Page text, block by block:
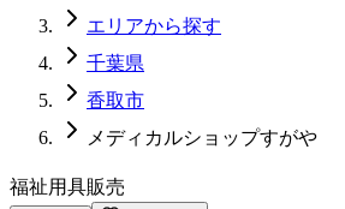
エリアから探す
千葉県
香取市
メディカルショップすがや
福祉用具販売